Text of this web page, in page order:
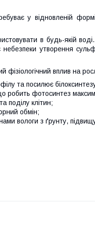
у відновленій
в будь-якій
утворення
вплив на
та посилює
робить фотосинтез
поділу клітин;
обмін;
вологи з ґрунту,